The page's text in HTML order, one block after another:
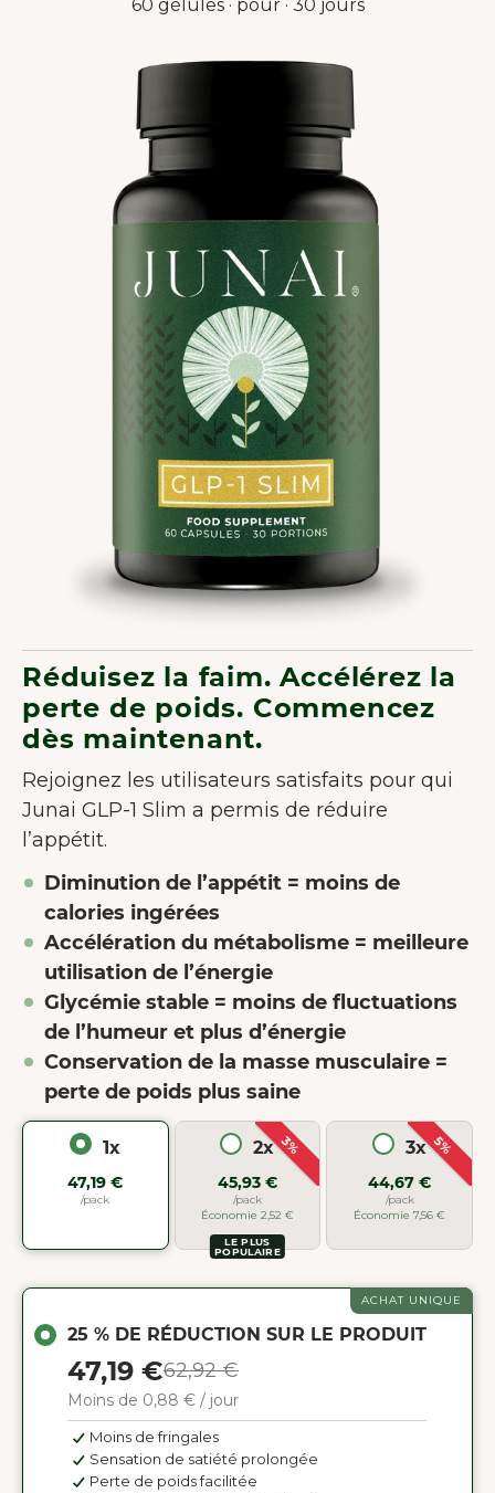
60 gélules · pour · 30 jours
Réduisez la faim. Accélérez la
perte de poids. Commencez
dès maintenant.
Rejoignez les utilisateurs satisfaits pour qui
Junai GLP-1 Slim a permis de réduire
l’appétit.
Diminution de l’appétit = moins de
calories ingérées
Accélération du métabolisme = meilleure
utilisation de l’énergie
Glycémie stable = moins de fluctuations
de l’humeur et plus d’énergie
Conservation de la masse musculaire =
perte de poids plus saine
1x
47,19 €
/pack
3%
2x
45,93 €
/pack
Économie 2,52 €
LE PLUS
POPULAIRE
5%
3x
44,67 €
/pack
Économie 7,56 €
ACHAT UNIQUE
25 % DE RÉDUCTION SUR LE PRODUIT
47,19 €62,92 €
Moins de 0,88 € / jour
Moins de fringales
Sensation de satiété prolongée
Perte de poids facilitée